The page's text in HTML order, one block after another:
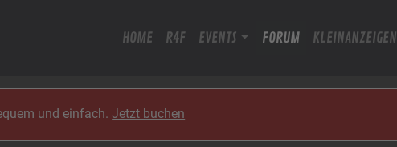
HOME R4F EVENTS FORUM KLEINANZEIGEN
und einfach.Jetzt buchen